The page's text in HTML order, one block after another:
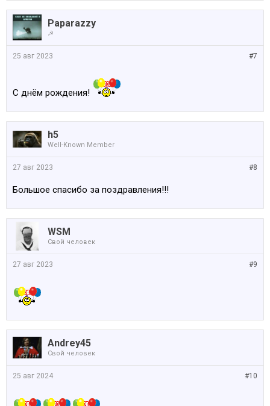
Paparazzy
☭
#7
25 авг 2023
С днём рождения!
h5
Well-Known Member
#8
27 авг 2023
Большое спасибо за поздравления!!!
WSM
Свой человек
#9
27 авг 2023
Andrey45
Свой человек
#10
25 авг 2024